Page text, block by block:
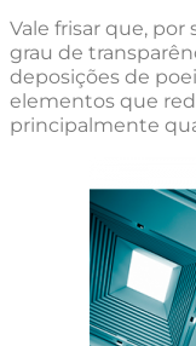
Vale frisar que,
grau de
deposições de
elementos que
principalmente